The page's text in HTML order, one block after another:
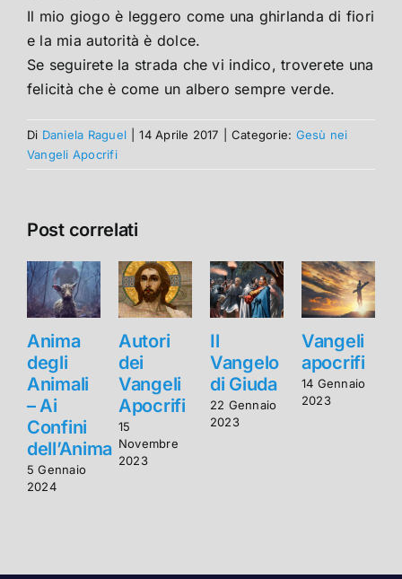
Il mio giogo è leggero come una ghirlanda di fiori
e la mia autorità è dolce.
Se seguirete la strada che vi indico, troverete una
felicità che è come un albero sempre verde.
Di Daniela Raguel 14 Aprile 2017 Categorie: Gesù nei
Vangeli Apocrifi
Post correlati
Anima
degli
Animali
– Ai
Confini
dell’Anima
5 Gennaio
2024
Autori
dei
Vangeli
Apocrifi
15
Novembre
2023
Il
Vangelo
di Giuda
22 Gennaio
2023
Vangeli
apocrifi
14 Gennaio
2023